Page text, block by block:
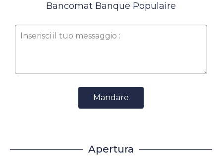
Bancomat Banque Populaire
Mandare
Apertura